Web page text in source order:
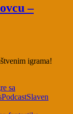
–
igrama!
sa
PodcastSlaven